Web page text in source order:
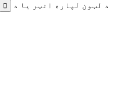
د لټون لپاره انټر یا د